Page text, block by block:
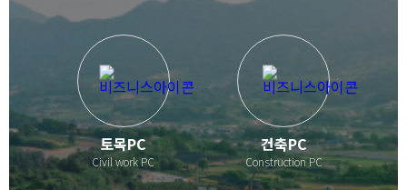
토목PC
Civil work PC
건축PC
Construction PC